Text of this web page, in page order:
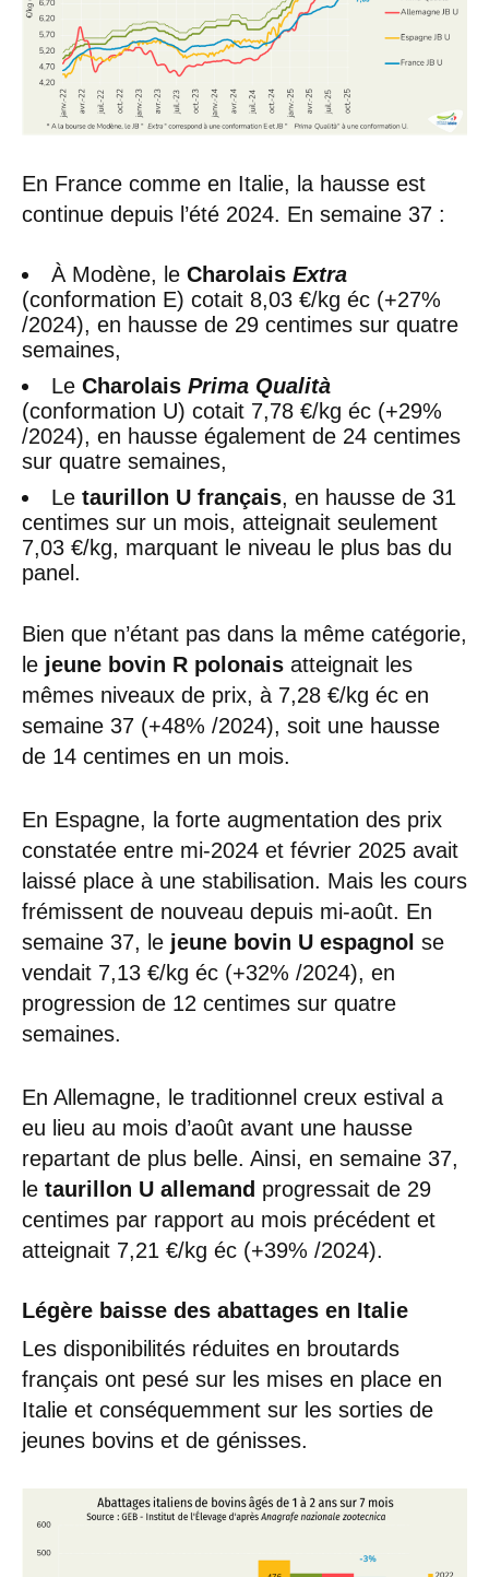
En France comme en Italie, la hausse est
continue depuis l’été 2024. En semaine 37 :
À Modène, le Charolais Extra
(conformation E) cotait 8,03 €/kg éc (+27%
/2024), en hausse de 29 centimes sur quatre
semaines,
Le Charolais Prima Qualità
(conformation U) cotait 7,78 €/kg éc (+29%
/2024), en hausse également de 24 centimes
sur quatre semaines,
Le taurillon U français, en hausse de 31
centimes sur un mois, atteignait seulement
7,03 €/kg, marquant le niveau le plus bas du
panel.
Bien que n’étant pas dans la même catégorie,
le jeune bovin R polonais atteignait les
mêmes niveaux de prix, à 7,28 €/kg éc en
semaine 37 (+48% /2024), soit une hausse
de 14 centimes en un mois.
En Espagne, la forte augmentation des prix
constatée entre mi-2024 et février 2025 avait
laissé place à une stabilisation. Mais les cours
frémissent de nouveau depuis mi-août. En
semaine 37, le jeune bovin U espagnol se
vendait 7,13 €/kg éc (+32% /2024), en
progression de 12 centimes sur quatre
semaines.
En Allemagne, le traditionnel creux estival a
eu lieu au mois d’août avant une hausse
repartant de plus belle. Ainsi, en semaine 37,
le taurillon U allemand progressait de 29
centimes par rapport au mois précédent et
atteignait 7,21 €/kg éc (+39% /2024).
Légère baisse des abattages en Italie
Les disponibilités réduites en broutards
français ont pesé sur les mises en place en
Italie et conséquemment sur les sorties de
jeunes bovins et de génisses.